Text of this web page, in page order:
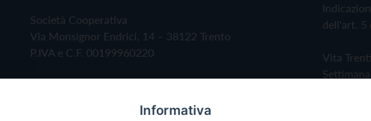
Società Cooperativa
Via Monsignor Endrici, 14 – 38122 Trento
P.IVA e C.F. 00199960220
dell'art. 5
Vita
Informativa